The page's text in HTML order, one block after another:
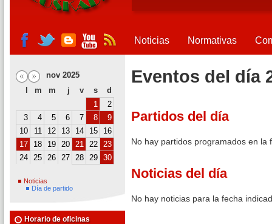
Noticias Normativas
nov 2025
m m j v s
d
1
2
3
4 5 6 7 8
9
10
11 12 13 14 15
16
17
18 19 20 21 22 23
24 25 26 27 28 29 30
Noticias
Día de partido
Horario de oficinas
Eventos del día
Partidos del día
No hay partidos programados en la
Noticias del día
No hay noticias para la fecha